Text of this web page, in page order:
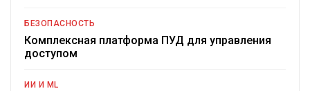
БЕЗОПАСНОСТЬ
Комплексная платформа ПУД для управления
доступом
ИИ И ML